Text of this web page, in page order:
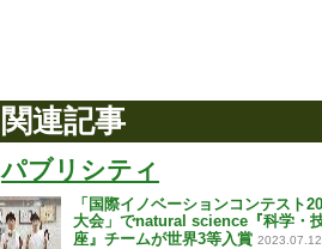
関連記事
パブリシティ
「国際イノベーションコンテスト
大会」でnatural science『科学・
座』チームが世界3等入賞 2023.07.12